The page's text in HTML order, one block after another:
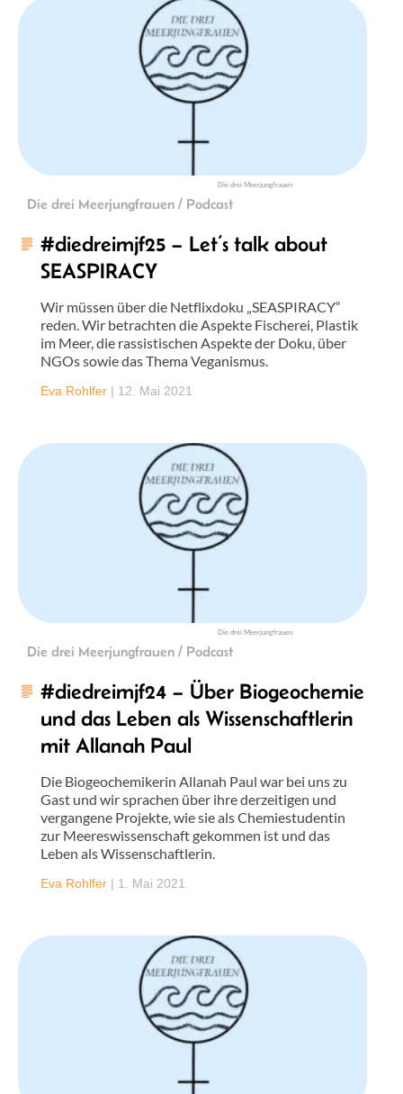
Die drei Meerjungfrauen
Die drei Meerjungfrauen / Podcast
#diedreimjf25 – Let’s talk about
SEASPIRACY
Wir müssen über die Netflixdoku „SEASPIRACY“
reden. Wir betrachten die Aspekte Fischerei, Plastik
im Meer, die rassistischen Aspekte der Doku, über
NGOs sowie das Thema Veganismus.
Eva Rohlfer | 12. Mai 2021
Die drei Meerjungfrauen
Die drei Meerjungfrauen / Podcast
#diedreimjf24 – Über Biogeochemie
und das Leben als Wissenschaftlerin
mit Allanah Paul
Die Biogeochemikerin Allanah Paul war bei uns zu
Gast und wir sprachen über ihre derzeitigen und
vergangene Projekte, wie sie als Chemiestudentin
zur Meereswissenschaft gekommen ist und das
Leben als Wissenschaftlerin.
Eva Rohlfer | 1. Mai 2021